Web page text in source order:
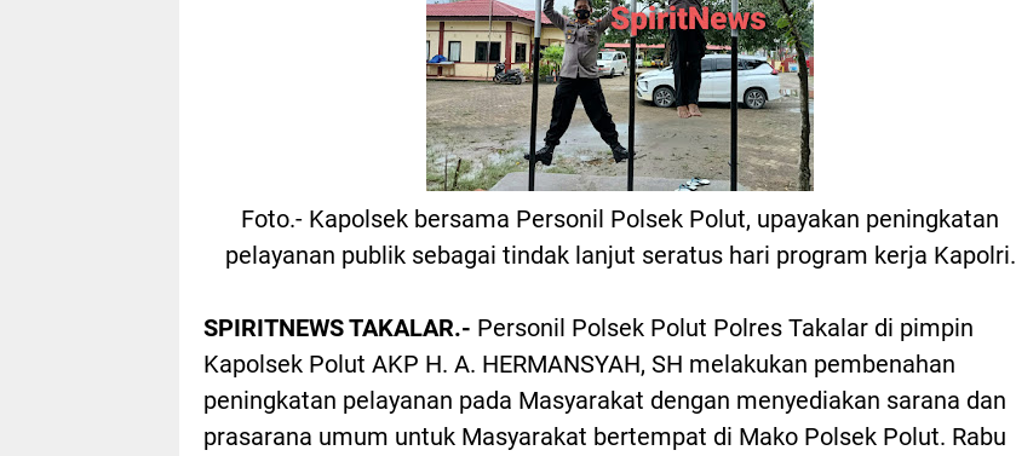
Foto.- Kapolsek bersama Personil Polsek Polut, upayakan peningkatan
pelayanan publik sebagai tindak lanjut seratus hari program kerja Kapolri.
SPIRITNEWS TAKALAR.- Personil Polsek Polut Polres Takalar di pimpin
Kapolsek Polut AKP H. A. HERMANSYAH, SH melakukan pembenahan
peningkatan pelayanan pada Masyarakat dengan menyediakan sarana dan
prasarana umum untuk Masyarakat bertempat di Mako Polsek Polut. Rabu